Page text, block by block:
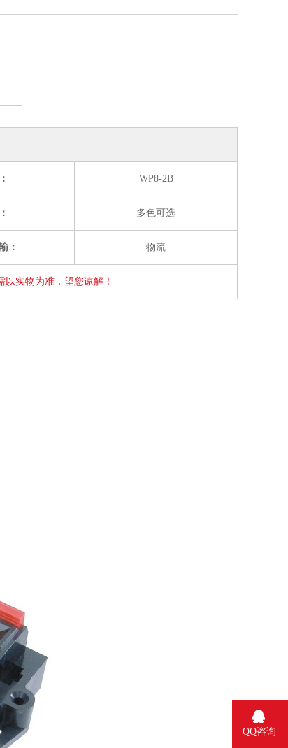
WP8-2B
多色可选
： 物流
实物为准，望您谅解！
QQ咨询